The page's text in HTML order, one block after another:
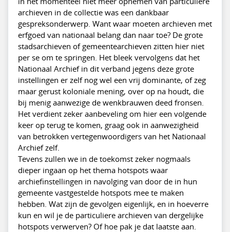
archieven in de collectie was een dankbaar
gespreksonderwerp. Want waar moeten archieven met
erfgoed van nationaal belang dan naar toe? De grote
stadsarchieven of gemeentearchieven zitten hier niet
per se om te springen. Het bleek vervolgens dat het
Nationaal Archief in dit verband jegens deze grote
instellingen er zelf nog wel een vrij dominante, of zeg
maar gerust koloniale mening, over op na houdt, die
bij menig aanwezige de wenkbrauwen deed fronsen.
Het verdient zeker aanbeveling om hier een volgende
keer op terug te komen, graag ook in aanwezigheid
van betrokken vertegenwoordigers van het Nationaal
Archief zelf.
Tevens zullen we in de toekomst zeker nogmaals
dieper ingaan op het thema hotspots waar
archiefinstellingen in navolging van door de in hun
gemeente vastgestelde hotspots mee te maken
hebben. Wat zijn de gevolgen eigenlijk, en in hoeverre
kun en wil je de particuliere archieven van dergelijke
hotspots verwerven? Of hoe pak je dat laatste aan.